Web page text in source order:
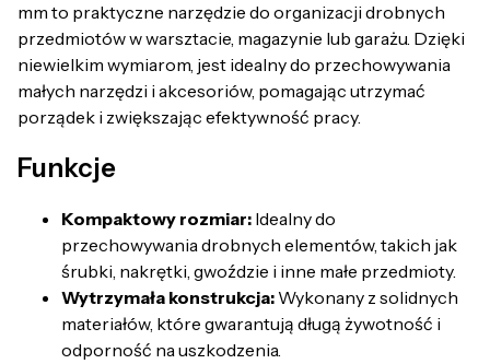
mm to praktyczne narzędzie do organizacji drobnych
przedmiotów w warsztacie, magazynie lub garażu. Dzięki
niewielkim wymiarom, jest idealny do przechowywania
małych narzędzi i akcesoriów, pomagając utrzymać
porządek i zwiększając efektywność pracy.
Funkcje
Kompaktowy rozmiar: Idealny do
przechowywania drobnych elementów, takich jak
śrubki, nakrętki, gwoździe i inne małe przedmioty.
Wytrzymała konstrukcja: Wykonany z solidnych
materiałów, które gwarantują długą żywotność i
odporność na uszkodzenia.